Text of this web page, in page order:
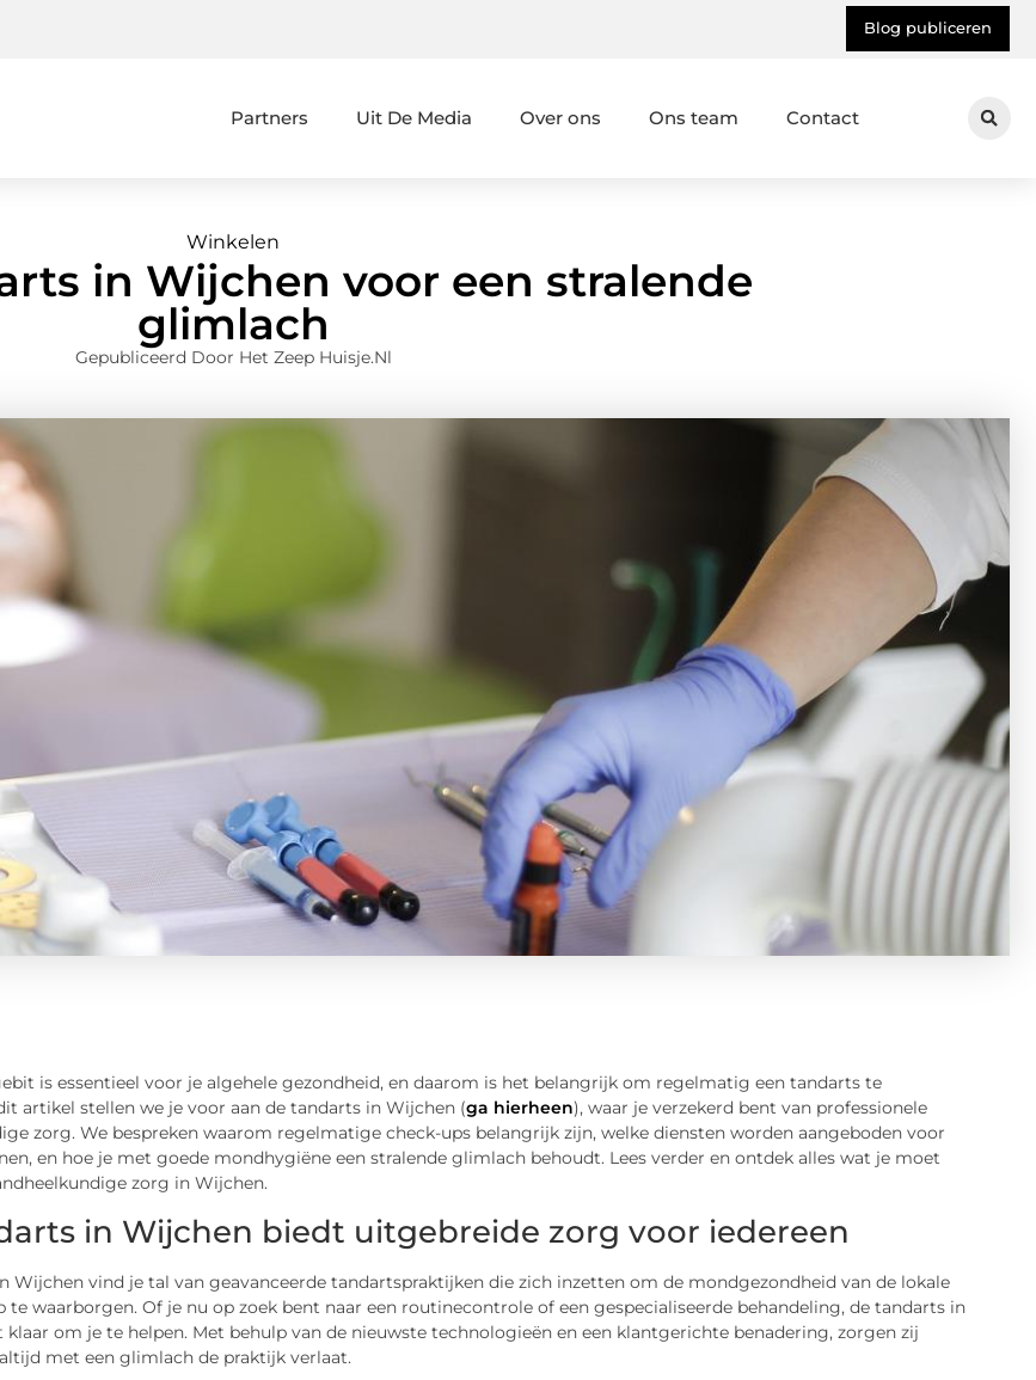
Blog publiceren
Partners Uit De Media Over ons Ons team Contact
Winkelen
in Wijchen voor een stralende
glimlach
Gepubliceerd Door Het Zeep Huisje.nl
is essentieel voor je algehele gezondheid, en daarom is het belangrijk om regelmatig een tandarts te
artikel stellen we je voor aan de tandarts in Wijchen (ga hierheen), waar je verzekerd bent van professionele
zorg. We bespreken waarom regelmatige check-ups belangrijk zijn, welke diensten worden aangeboden voor
en hoe je met goede mondhygiëne een stralende glimlach behoudt. Lees verder en ontdek alles wat je moet
zorg in Wijchen.
in Wijchen biedt uitgebreide zorg voor iedereen
Wijchen vind je tal van geavanceerde tandartspraktijken die zich inzetten om de mondgezondheid van de lokale
te waarborgen. Of je nu op zoek bent naar een routinecontrole of een gespecialiseerde behandeling, de tandarts in
klaar om je te helpen. Met behulp van de nieuwste technologieën en een klantgerichte benadering, zorgen zij
met een glimlach de praktijk verlaat.